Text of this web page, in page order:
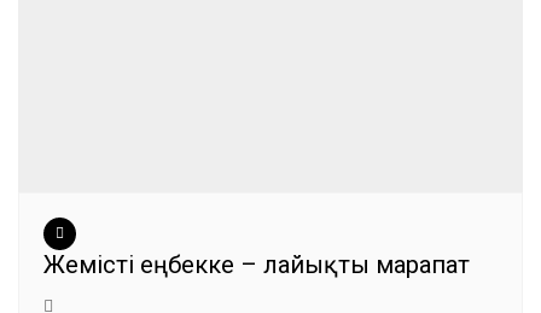
Жемісті еңбекке – лайықты марапат